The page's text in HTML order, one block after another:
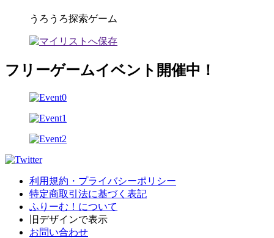
うろうろ探索ゲーム
フリーゲームイベント開催中！
利用規約・プライバシーポリシー
特定商取引法に基づく表記
ふりーむ！について
旧デザインで表示
お問い合わせ